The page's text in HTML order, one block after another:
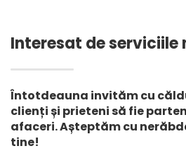
Interesat de serviciile
Întotdeauna invităm cu
clienți și prieteni să fie
afaceri. Așteptăm cu
tine!